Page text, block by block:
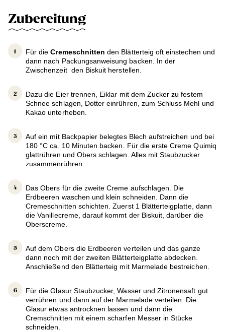
Zubereitung
Für dieCremeschnitten den Blätterteig oft einstechen und
dann nach Packungsanweisung backen. In der
Zwischenzeit den Biskuit herstellen.
Dazu die Eier trennen, Eiklar mit dem Zucker zu festem
Schnee schlagen, Dotter einrühren, zum Schluss Mehl und
Kakao unterheben.
Auf ein mit Backpapier belegtes Blech aufstreichen und bei
180 °C ca. 10 Minuten backen. Für die erste Creme Quimiq
glattrühren und Obers schlagen. Alles mit Staubzucker
zusammenrühren.
Das Obers für die zweite Creme aufschlagen. Die
Erdbeeren waschen und klein schneiden. Dann die
Cremeschnitten schichten. Zuerst 1 Blätterteigplatte, dann
die Vanillecreme, darauf kommt der Biskuit, darüber die
Oberscreme.
Auf dem Obers die Erdbeeren verteilen und das ganze
dann noch mit der zweiten Blätterteigplatte abdecken.
Anschließend den Blätterteig mit Marmelade bestreichen.
Für die Glasur Staubzucker, Wasser und Zitronensaft gut
verrühren und dann auf der Marmelade verteilen. Die
Glasur etwas antrocknen lassen und dann die
Cremschnitten mit einem scharfen Messer in Stücke
schneiden.